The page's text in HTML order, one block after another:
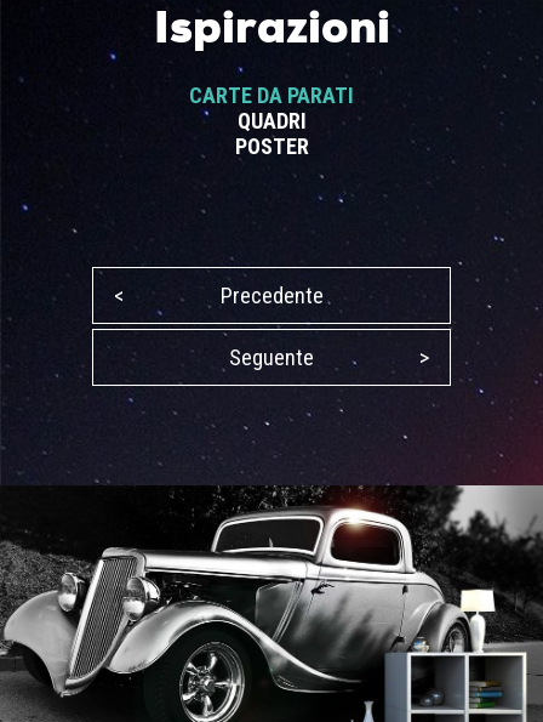
Ispirazioni
CARTE DA PARATI
QUADRI
POSTER
< Precedente
Seguente >